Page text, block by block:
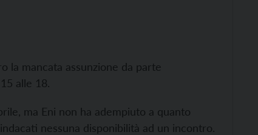
la mancata assunzione da parte
alle 18.
ma Eni non ha adempiuto a quanto
nessuna disponibilità ad un incontro.